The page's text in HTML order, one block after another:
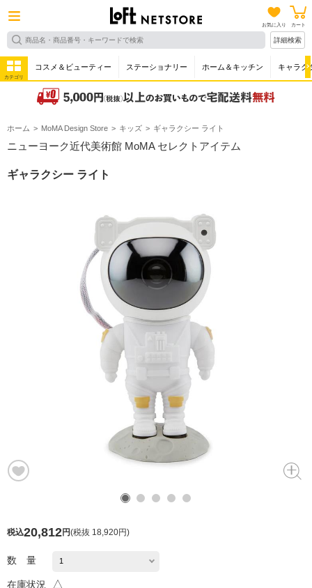
お気に入り カート
詳細検索
カテゴリ
コスメ＆ビューティー ステーショナリー ホーム＆キッチン キャラク
ホーム MoMA Design Store キッズ ギャラクシー ライト
ニューヨーク近代美術館 MoMA セレクトアイテム
ギャラクシー ライト
税込20,812円(税抜 18,920円)
数 量
在庫状況 △